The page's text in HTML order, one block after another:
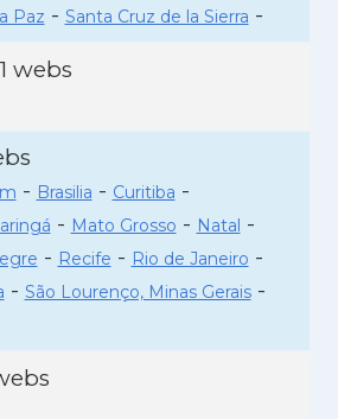
Paz - Santa Cruz de la Sierra -
webs
- Brasilia - Curitiba -
- Mato Grosso - Natal -
- Recife - Rio de Janeiro -
- São Lourenço, Minas Gerais-